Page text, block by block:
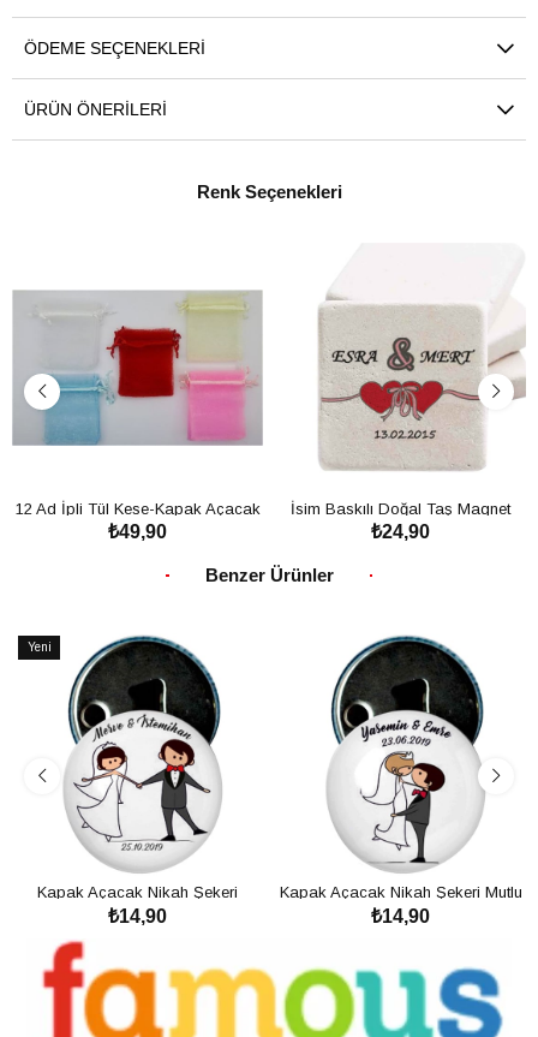
ÖDEME SEÇENEKLERI
ÜRÜN ÖNERILERI
Renk Seçenekleri
12 Ad İpli Tül Kese-Kapak Açacak
Doğal Taş Magnet için Kese
₺49,90
İsim Baskılı Doğal Taş Magnet
Nişan Yüzükleri
₺24,90
Benzer Ürünler
Yeni
Kapak Açacak Nikah Şekeri
Kavuşma
₺14,90
Kapak Açacak Nikah Şekeri Mutlu
Son
₺14,90